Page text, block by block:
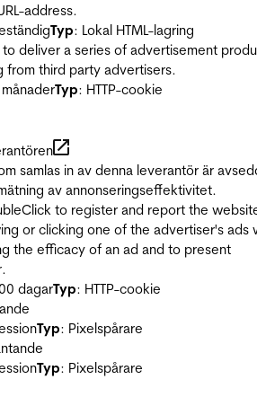
address.
Typ: Lokal HTML-lagring
deliver a series of advertisement
from third party advertisers.
Typ: HTTP-cookie
samlas in av denna leverantör är
av annonseringseffektivitet.
to register and report the
or clicking one of the advertiser's ads
the efficacy of an ad and to present
dagarTyp: HTTP-cookie
Typ: Pixelspårare
Typ: Pixelspårare